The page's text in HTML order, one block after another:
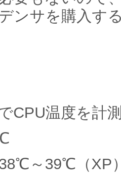
ンサを購入す
CPU温度を計
～39℃（XP